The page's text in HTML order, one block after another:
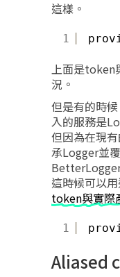
這樣。
1
上面是token
況。
但是有的時
入的服務是
但因為在現
承Logger並
這時候可以
token與實際
1
Aliased